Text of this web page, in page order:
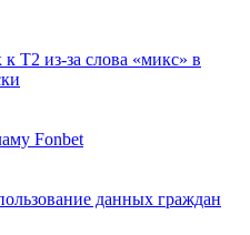
Т2 из-за слова «микс» в
Fonbet
данных граждан